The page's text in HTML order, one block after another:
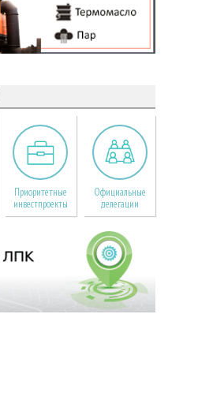
Приоритетные
инвестпроекты
Официальные
делегации